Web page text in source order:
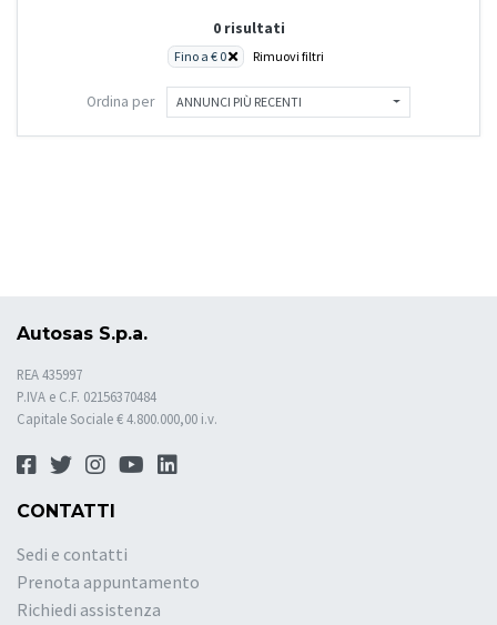
0 risultati
Fino a € 0 Rimuovi filtri
Ordina per ANNUNCI PIÙ RECENTI
Autosas S.p.a.
REA 435997
P.IVA e C.F. 02156370484
Capitale Sociale € 4.800.000,00 i.v.
CONTATTI
Sedi e contatti
Prenota appuntamento
Richiedi assistenza